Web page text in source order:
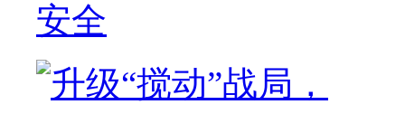
安全